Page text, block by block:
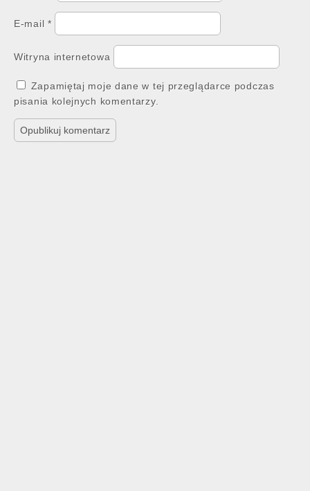
E-mail *
Witryna internetowa
Zapamiętaj moje dane w tej przeglądarce podczas
pisania kolejnych komentarzy.